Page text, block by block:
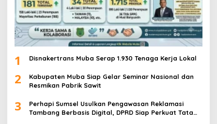
1 Disnakertrans Muba Serap 1.930 Tenaga Kerja Lokal
2
Kabupaten Muba Siap Gelar Seminar Nasional dan
Resmikan Pabrik Sawit
3
Perhapi Sumsel Usulkan Pengawasan Reklamasi
Tambang Berbasis Digital, DPRD Siap Perkuat Tata